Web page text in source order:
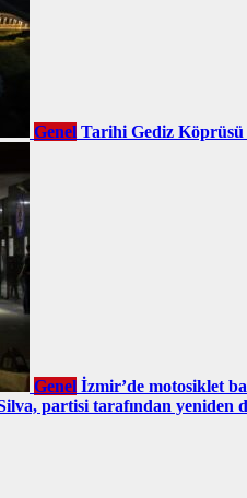
Genel Tarihi Gediz Köprüsü
Genel İzmir’de motosiklet
partisi tarafından yeniden